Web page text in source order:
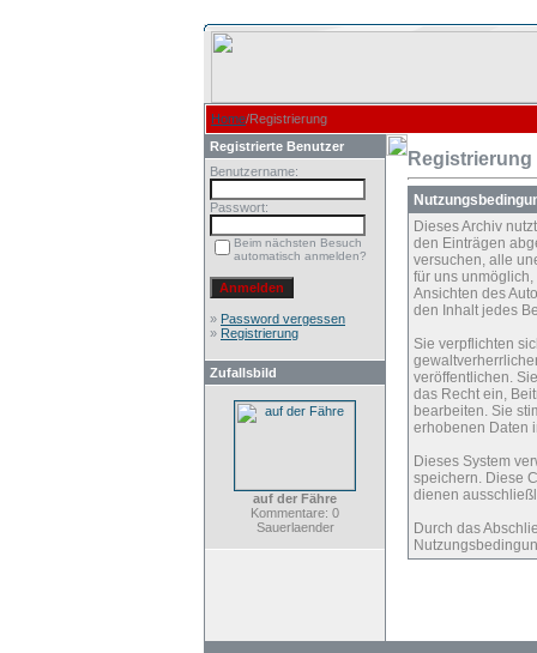
Home/Registrierung
Registrierte Benutzer
Benutzername:
Passwort:
Beim nächsten Besuch
automatisch anmelden?
» Password vergessen
» Registrierung
Zufallsbild
auf der Fähre
Kommentare: 0
Sauerlaender
Registrierung
Dieses Archiv
den Einträgen
versuchen, alle
für uns
Ansichten des
den Inhalt jedes
Sie verpflichten
veröffentlichen.
das Recht ein,
bearbeiten. Sie
erhobenen Daten
Dieses System
speichern. Diese
dienen
Durch das